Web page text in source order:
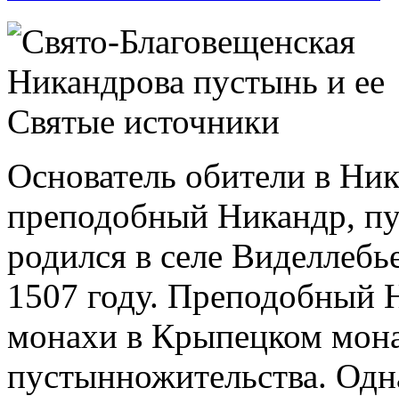
Основатель обители в
преподобный Никандр,
родился в селе
1507 году. Преподобный
монахи в Крыпецком
пустынножительства.